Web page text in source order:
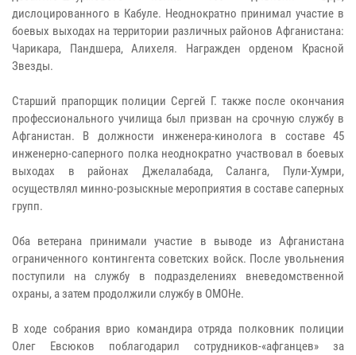
дислоцированного в Кабуле. Неоднократно принимал участие в
боевых выходах на территории различных районов Афганистана:
Чарикара, Пандшера, Алихеля. Награжден орденом Красной
Звезды.
Старший прапорщик полиции Сергей Г. также после окончания
профессионального училища был призван на срочную службу в
Афганистан. В должности инженера-кинолога в составе 45
инженерно-саперного полка неоднократно участвовал в боевых
выходах в районах Джелалабада, Саланга, Пули-Хумри,
осуществлял минно-розыскные мероприятия в составе саперных
групп.
Оба ветерана принимали участие в выводе из Афганистана
ограниченного контингента советских войск. После увольнения
поступили на службу в подразделениях вневедомственной
охраны, а затем продолжили службу в ОМОНе.
В ходе собрания врио командира отряда полковник полиции
Олег Евсюков поблагодарил сотрудников-«афганцев» за